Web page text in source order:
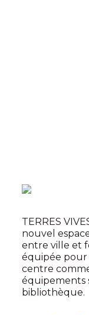
TERRES
nouvel
entre ville et
équipée pour
centre
équipements
bibliothèque.